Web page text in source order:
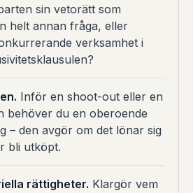
sin vetorätt som
helt annan fråga, eller
verksamhet i
Inför en shoot-out eller en
behöver du en oberoende
– den avgör om det lönar sig
bli utköpt.
rättigheter. Klargör vem